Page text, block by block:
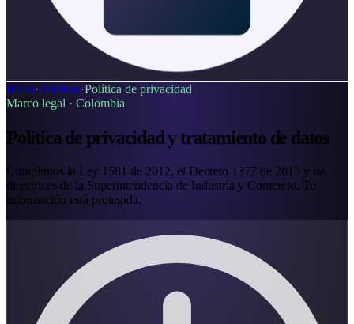
Inicio·Políticas·Política de privacidad
Marco legal · Colombia
Política de privacidad y tratamiento de datos
Cumplimos la Ley 1581 de 2012, el Decreto 1377 de 2013 y las
directrices de la Superintendencia de Industria y Comercio. Tu
información está protegida.